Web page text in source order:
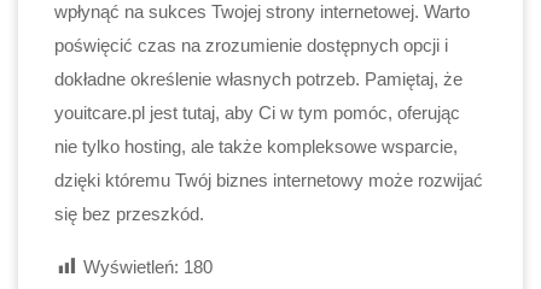
wpłynąć na sukces Twojej strony internetowej. Warto
poświęcić czas na zrozumienie dostępnych opcji i
dokładne określenie własnych potrzeb. Pamiętaj, że
youitcare.pl jest tutaj, aby Ci w tym pomóc, oferując
nie tylko hosting, ale także kompleksowe wsparcie,
dzięki któremu Twój biznes internetowy może rozwijać
się bez przeszkód.
Wyświetleń: 180